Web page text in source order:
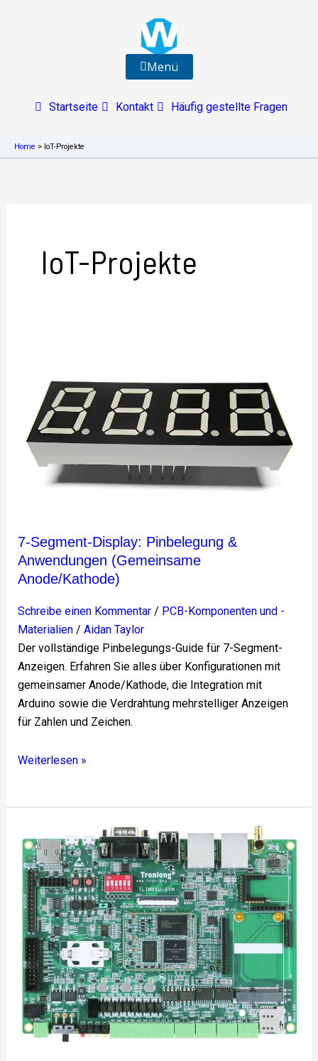
Menü
Startseite Kontakt Häufig gestellte Fragen
Home > IoT-Projekte
IoT-Projekte
7-Segment-Display: Pinbelegung &
Anwendungen (Gemeinsame
Anode/Kathode)
Schreibe einen Kommentar / PCB-Komponenten und -
Materialien/ Aidan Taylor
Der vollständige Pinbelegungs-Guide für 7-Segment-
Anzeigen. Erfahren Sie alles über Konfigurationen mit
gemeinsamer Anode/Kathode, die Integration mit
Arduino sowie die Verdrahtung mehrstelliger Anzeigen
für Zahlen und Zeichen.
Display:
Pinbelegung
Anwendungen
(Gemeinsame
Anode/Kathode)
Weiterlesen »
EVM-
Kernplatine
Entwicklung
von
IoT-
Modulen